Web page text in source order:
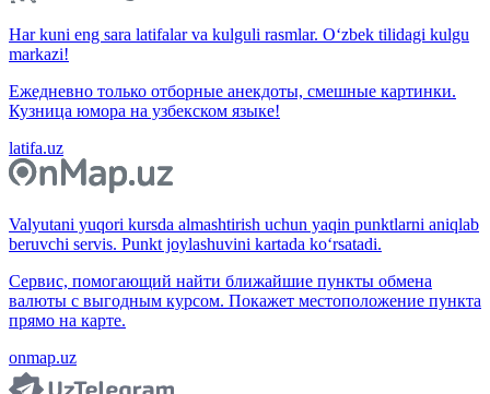
Har kuni eng sara latifalar va kulguli rasmlar. O‘zbek tilidagi kulgu
markazi!
Ежедневно только отборные анекдоты, смешные картинки.
Кузница юмора на узбекском языке!
latifa.uz
Valyutani yuqori kursda almashtirish uchun yaqin punktlarni aniqlab
beruvchi servis. Punkt joylashuvini kartada ko‘rsatadi.
Сервис, помогающий найти ближайшие пункты обмена
валюты с выгодным курсом. Покажет местоположение пункта
прямо на карте.
onmap.uz